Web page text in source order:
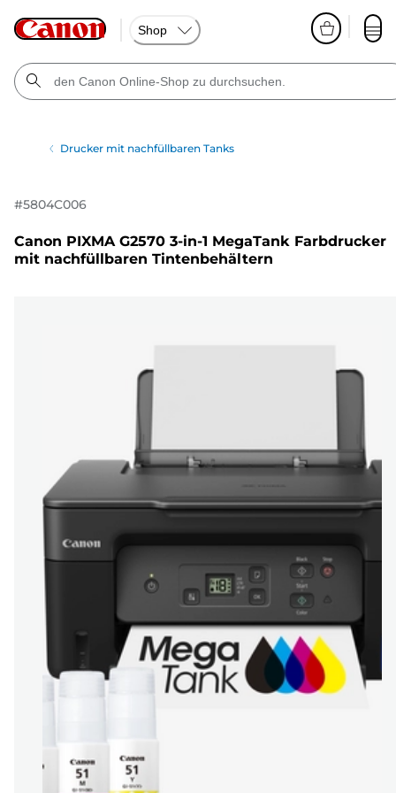
Shop
Drucker mit nachfüllbaren Tanks
#5804C006
Canon PIXMA G2570 3-in-1 MegaTank Farbdrucker
mit nachfüllbaren Tintenbehältern